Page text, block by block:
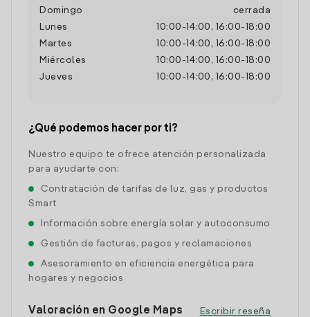
Domingo
cerrada
Lunes
10:00 - 14:00 , 16:00- 18:00
Martes
10:00 - 14:00 , 16:00- 18:00
Miércoles
10:00 - 14:00 , 16:00- 18:00
Jueves
10:00 - 14:00 , 16:00- 18:00
¿Qué podemos hacer por ti?
Nuestro equipo te ofrece atención personalizada
para ayudarte con:
Contratación de tarifas de luz, gas y productos
Smart
Información sobre energía solar y autoconsumo
Gestión de facturas, pagos y reclamaciones
Asesoramiento en eficiencia energética para
hogares y negocios
Valoración en Google Maps Escribir reseña